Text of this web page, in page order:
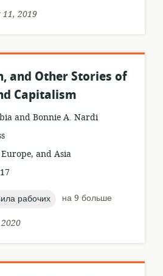
2019
and Other Stories of
Capitalism
and Bonnie A. Nardi
and Asia
рабочих
на 9 больше